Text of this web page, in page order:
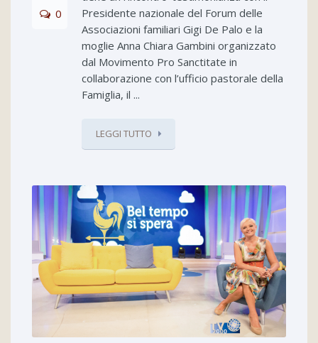
0
Presidente nazionale del Forum delle
Associazioni familiari Gigi De Palo e la
moglie Anna Chiara Gambini organizzato
dal Movimento Pro Sanctitate in
collaborazione con l’ufficio pastorale della
Famiglia, il ...
LEGGI TUTTO